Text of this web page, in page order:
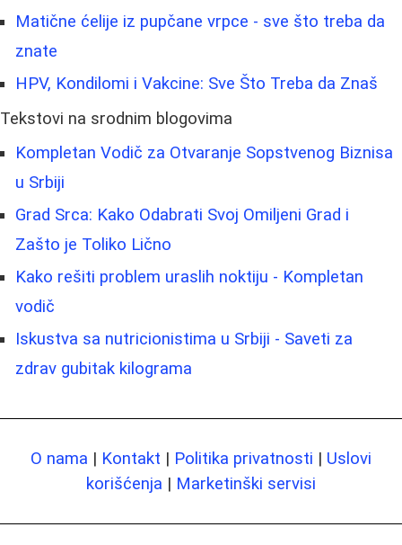
Matične ćelije iz pupčane vrpce - sve što treba da
znate
HPV, Kondilomi i Vakcine: Sve Što Treba da Znaš
Tekstovi na srodnim blogovima
Kompletan Vodič za Otvaranje Sopstvenog Biznisa
u Srbiji
Grad Srca: Kako Odabrati Svoj Omiljeni Grad i
Zašto je Toliko Lično
Kako rešiti problem uraslih noktiju - Kompletan
vodič
Iskustva sa nutricionistima u Srbiji - Saveti za
zdrav gubitak kilograma
O nama | Kontakt | Politika privatnosti | Uslovi
korišćenja | Marketinški servisi